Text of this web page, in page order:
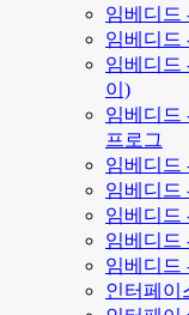
임베디드
임베디드
임베디드
이)
임베디드
프로그
임베디드
임베디드
임베디드
임베디드
임베디드
인터페이